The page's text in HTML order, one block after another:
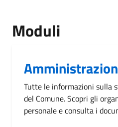
Moduli
Tutte le informazioni
del Comune. Scopri gli
personale e consulta i